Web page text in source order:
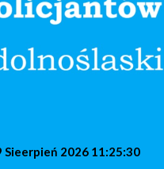
Sieerpień 2026 11:25:31